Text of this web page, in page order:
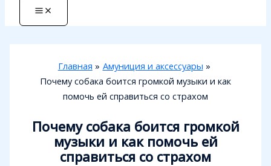
Главная
Амуниция и аксессуары
Почему собака боится громкой музыки и как
помочь ей справиться со страхом
Почему собака боится громкой
музыки и как помочь ей
справиться со страхом